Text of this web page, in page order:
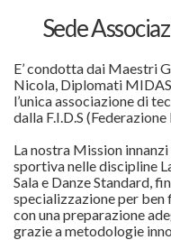
Sede
E’ condotta dai Maestri
Nicola, Diplomati
l’unica associazione di
dalla F.I.D.S
La nostra Mission
sportiva nelle discipline
Sala e Danze Standard,
specializzazione per ben
con una preparazione
grazie a metodologie